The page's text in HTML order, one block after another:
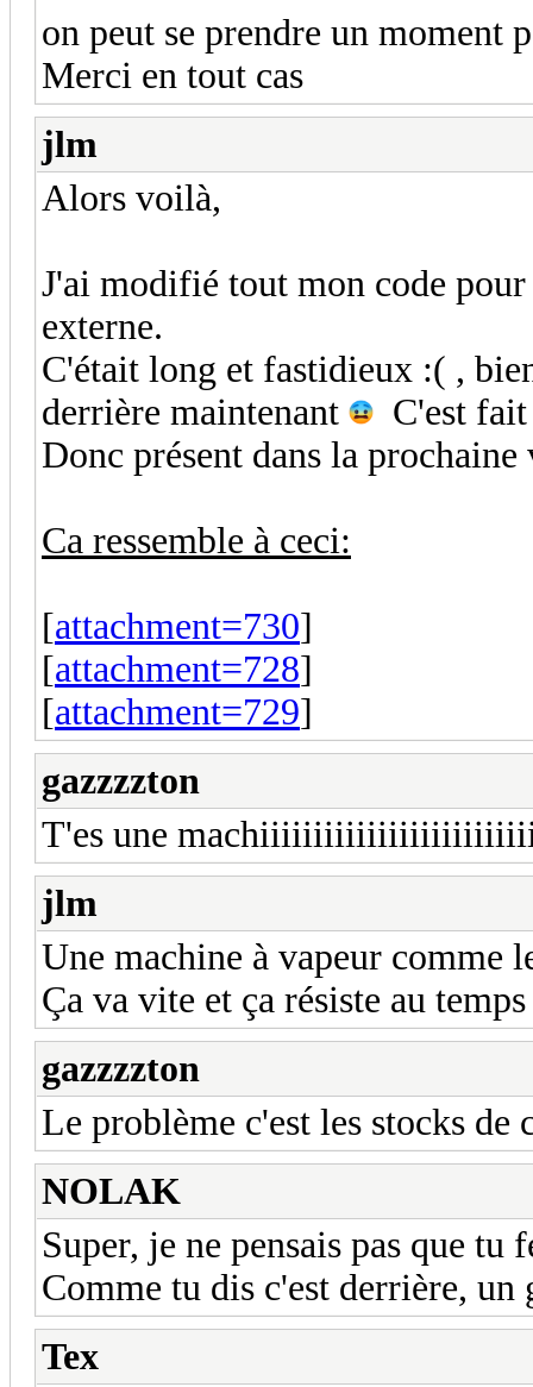
on peut se prendre un moment
Merci en tout cas
jlm
Alors voilà,
J'ai modifié tout mon code
externe.
C'était long et fastidieux :( ,
derrière maintenant
C'est
Donc présent dans la
Ca ressemble à ceci:
[attachment=730]
[attachment=728]
[attachment=729]
gazzzzton
T'es une
jlm
Une machine à vapeur comme
Ça va vite et ça résiste au
gazzzzton
Le problème c'est les stocks
NOLAK
Super, je ne pensais pas que
Comme tu dis c'est derrière, un
Tex